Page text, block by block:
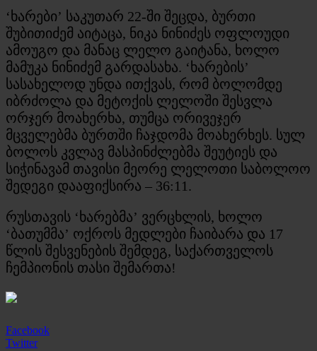
‘ხარები’ საკუთარ 22-ში შეცდა, ბურთი
შუბითიძემ აიტაცა, ნიკა ნინიძეს ოფლოუდი
ამოუგო და მანაც ლელო გაიტანა, ხოლო
მამუკა ნინიძემ გარდასახა. ‘ხარების’
სასახელოდ უნდა ითქვას, რომ ბოლომდე
იბრძოლა და მეტოქის ლელოში შესვლა
ორჯერ მოახერხა, თუმცა ორივეჯერ
მცველებმა ბურთში ჩაჯდომა მოახერხეს. სულ
ბოლოს კვლავ მასპინძლებმა შეუტიეს და
სიჭინავამ თავისი მეორე ლელოთი საბოლოო
შედეგი დააფიქსირა – 36:11.
რუსთავის ‘ხარებმა’ ვერცხლის, ხოლო
‘ბათუმმა’ ოქროს მედლები ჩაიბარა და 17
წლის შესვენების შემდეგ, საქართველოს
ჩემპიონის თასი შემართა!
Facebook
Twitter